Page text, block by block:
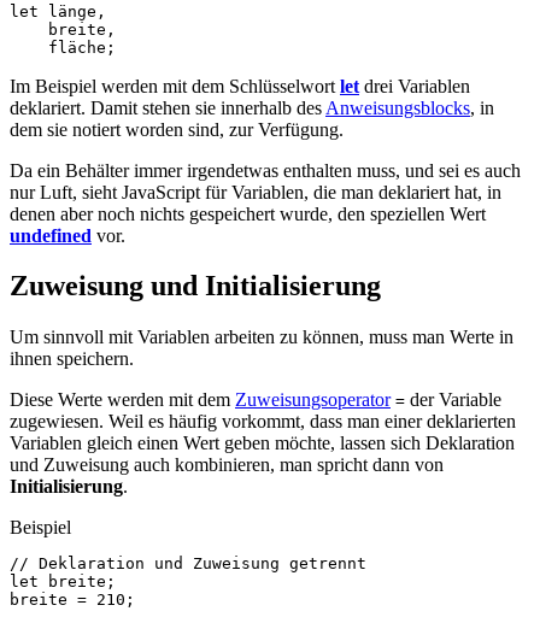
let länge ,
breite ,
fläche ;
Im Beispiel werden mit dem Schlüsselwort let drei Variablen
deklariert. Damit stehen sie innerhalb des Anweisungsblocks, in
dem sie notiert worden sind, zur Verfügung.
Da ein Behälter immer irgendetwas enthalten muss, und sei es auch
nur Luft, sieht JavaScript für Variablen, die man deklariert hat, in
denen aber noch nichts gespeichert wurde, den speziellen Wert
undefined vor.
Zuweisung und Initialisierung
Um sinnvoll mit Variablen arbeiten zu können, muss man Werte in
ihnen speichern.
Diese Werte werden mit dem Zuweisungsoperator = der Variable
zugewiesen. Weil es häufig vorkommt, dass man einer deklarierten
Variablen gleich einen Wert geben möchte, lassen sich Deklaration
und Zuweisung auch kombinieren, man spricht dann von
Initialisierung.
Beispiel
// Deklaration und Zuweisung getrennt
let
breite ;
breite = 210 ;